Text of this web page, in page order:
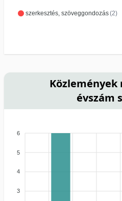
szerkesztés, szöveggondozás(2)
Közlemények
évszám
6
5
4
3